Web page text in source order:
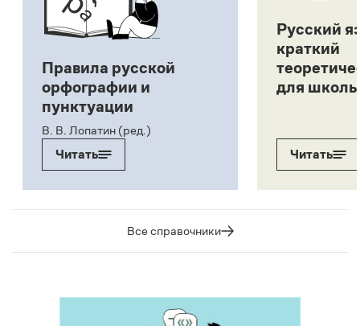
Правила русской
орфографии и
пунктуации
В. В. Лопатин (ред.)
Читать
Русский
краткий
для
Читать
Все справочники